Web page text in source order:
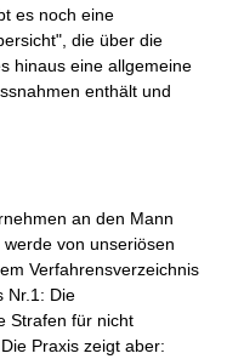
es noch eine
die über die
hinaus eine allgemeine
enthält und
an den Mann
von unseriösen
Verfahrensverzeichnis
Nr.1: Die
Strafen für nicht
Praxis zeigt aber: